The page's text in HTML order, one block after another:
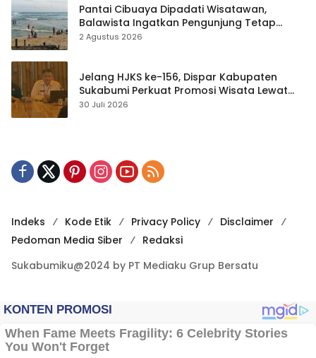
Pantai Cibuaya Dipadati Wisatawan,
Balawista Ingatkan Pengunjung Tetap
Waspada
2 Agustus 2026
Jelang HJKS ke-156, Dispar Kabupaten
Sukabumi Perkuat Promosi Wisata Lewat
Publikasi Digital
30 Juli 2026
Indeks Kode Etik Privacy Policy
Disclaimer
Pedoman Media Siber
Redaksi
Sukabumiku@2024 by PT Mediaku Grup Bersatu